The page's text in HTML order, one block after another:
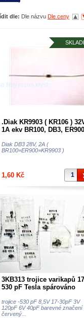
dle: Dle názvu Dle ceny
.Diak KR9903 ( KR106 )
1A ekv BR100, DB3, ER900
Diak DB3 28V, 2A (
BR100=ER900=KR9903 )
1,60 Kč
3KB313 trojice varikapů
530 pF Tesla spárováno
trojice -530 pF 8,5V 17-30pF 3V
120pF 6V 40pF barevné značení
červený...